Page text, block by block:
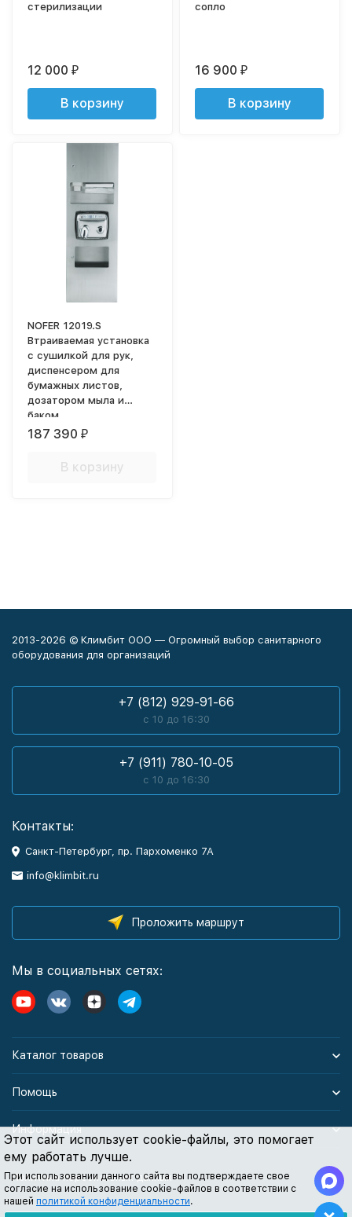
Этот сайт использует cookie-файлы, это помогает
ему работать лучше.
При использовании данного сайта вы подтверждаете свое
согласие на использование cookie-файлов в соответствии с
нашей политикой конфиденциальности.
стерилизации
12 000₽
В корзину
сопло
16 900₽
В корзину
NOFER 12019.S
Втраиваемая установка
с сушилкой для рук,
диспенсером для
бумажных листов,
дозатором мыла и
баком
187 390₽
В корзину
2013-2026 © Климбит ООО — Огромный выбор санитарного
оборудования для организаций
+7 (812) 929-91-66
с 10 до 16:30
+7 (911) 780-10-05
с 10 до 16:30
Контакты:
Санкт-Петербург, пр. Пархоменко 7А
info@klimbit.ru
Проложить маршрут
Мы в социальных сетях:
Каталог товаров
Помощь
Информация
Политика персональных данных